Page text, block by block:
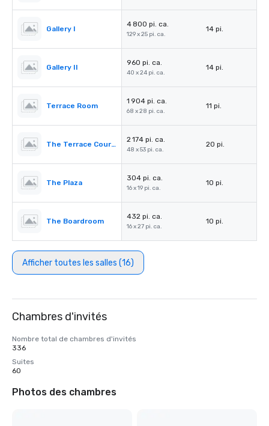
Gallery I
4 800 pi. ca.
129 x 25 pi. ca.
14 pi.
Gallery II
960 pi. ca.
40 x 24 pi. ca.
14 pi.
Terrace Room
1 904 pi. ca.
68 x 28 pi. ca.
11 pi.
The Terrace Courtyard/Tent
2 174 pi. ca.
48 x 53 pi. ca.
20 pi.
The Plaza
304 pi. ca.
16 x 19 pi. ca.
10 pi.
The Boardroom
432 pi. ca.
16 x 27 pi. ca.
10 pi.
Afficher toutes les salles (16)
Chambres d'invités
Nombre total de chambres d'invités
336
Suites
60
Photos des chambres